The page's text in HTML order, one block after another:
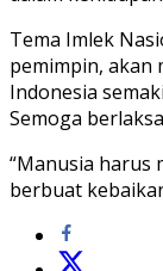
Tema Imlek
pemimpin, akan
Indonesia
Semoga
“Manusia harus
berbuat